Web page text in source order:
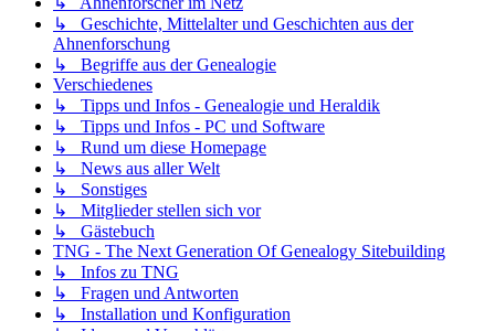
↳ Geschichte, Mittelalter und Geschichten aus der
Ahnenforschung
↳ Begriffe aus der Genealogie
Verschiedenes
↳ Tipps und Infos - Genealogie und Heraldik
↳ Tipps und Infos - PC und Software
↳ Rund um diese Homepage
↳ News aus aller Welt
↳ Sonstiges
↳ Mitglieder stellen sich vor
↳ Gästebuch
TNG - The Next Generation Of Genealogy Sitebuilding
↳ Infos zu TNG
↳ Fragen und Antworten
↳ Installation und Konfiguration